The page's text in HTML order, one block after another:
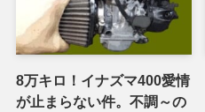
8万キロ！イナズマ400愛情
が止まらない件。不調～の